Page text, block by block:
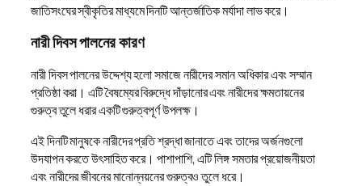
জাতিসংঘের স্বীকৃতির মাধ্যমে দিনটি আন্তর্জাতিক মর্যাদা লাভ করে।
নারী দিবস পালনের কারণ
নারী দিবস পালনের উদ্দেশ্য হলো সমাজে নারীদের সমান অধিকার এবং সম্মান
প্রতিষ্ঠা করা। এটি বৈষম্যের বিরুদ্ধে দাঁড়ানোর এবং নারীদের ক্ষমতায়নের
গুরুত্ব তুলে ধরার একটি গুরুত্বপূর্ণ উপলক্ষ।
এই দিনটি মানুষকে নারীদের প্রতি শ্রদ্ধা জানাতে এবং তাদের অর্জনগুলো
উদযাপন করতে উৎসাহিত করে। পাশাপাশি, এটি লিঙ্গ সমতার প্রয়োজনীয়তা
এবং নারীদের জীবনের মানোন্নয়নের গুরুত্বও তুলে ধরে।